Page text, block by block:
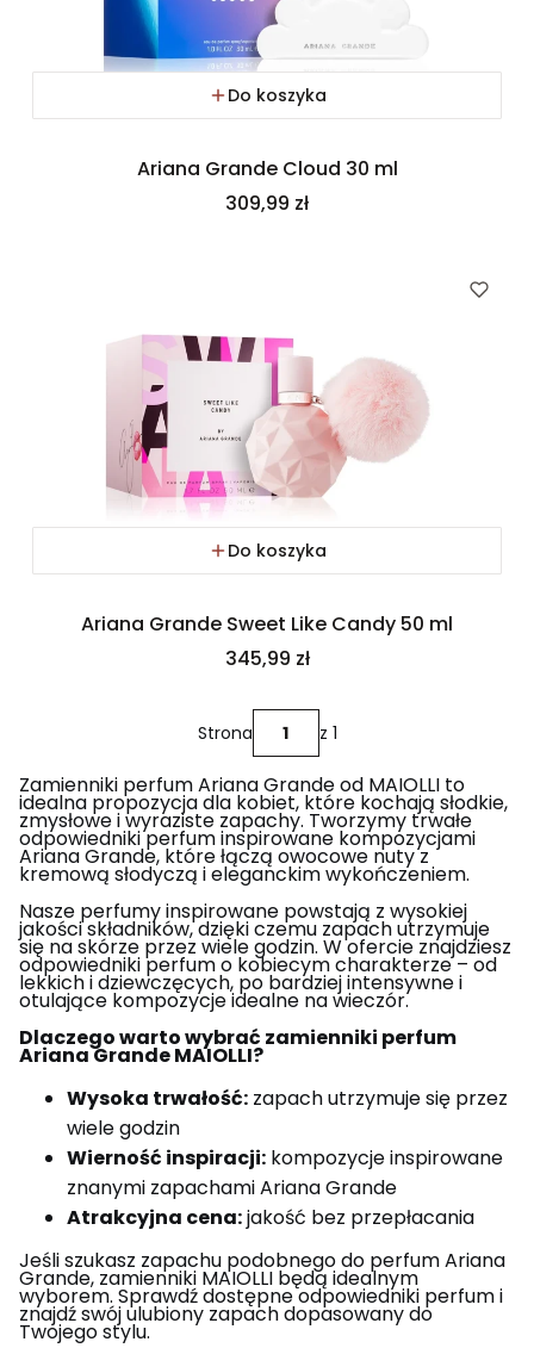
Do koszyka
Ariana Grande Cloud 30 ml
Cena
309,99 zł
Do koszyka
Ariana Grande Sweet Like Candy 50 ml
Cena
345,99 zł
Strona z 1
Zamienniki perfum Ariana Grande od MAIOLLI to
idealna propozycja dla kobiet, które kochają słodkie,
zmysłowe i wyraziste zapachy. Tworzymy trwałe
odpowiedniki perfum inspirowane kompozycjami
Ariana Grande, które łączą owocowe nuty z
kremową słodyczą i eleganckim wykończeniem.
Nasze perfumy inspirowane powstają z wysokiej
jakości składników, dzięki czemu zapach utrzymuje
się na skórze przez wiele godzin. W ofercie znajdziesz
odpowiedniki perfum o kobiecym charakterze – od
lekkich i dziewczęcych, po bardziej intensywne i
otulające kompozycje idealne na wieczór.
Dlaczego warto wybrać zamienniki perfum
Ariana Grande MAIOLLI?
Wysoka trwałość: zapach utrzymuje się przez
wiele godzin
Wierność inspiracji: kompozycje inspirowane
znanymi zapachami Ariana Grande
Atrakcyjna cena:jakość bez przepłacania
Jeśli szukasz zapachu podobnego do perfum Ariana
Grande, zamienniki MAIOLLI będą idealnym
wyborem. Sprawdź dostępne odpowiedniki perfum i
znajdź swój ulubiony zapach dopasowany do
Twojego stylu.